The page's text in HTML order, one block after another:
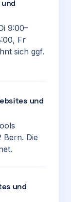
9:00–
Fr
sich ggf.
und
Bern. Die
und